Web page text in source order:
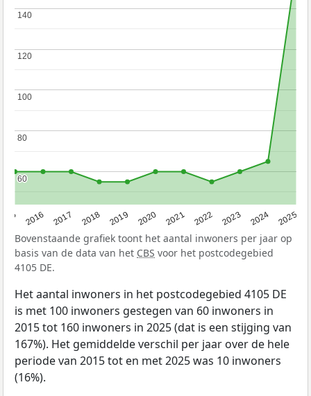
2016 2017 2018 2019 2020 2021 2022 2023 2024 2025
60
60
80
80
100
100
120
120
140
140
Bovenstaande grafiek toont het aantal inwoners per jaar op
basis van de data van het CBS voor het postcodegebied
4105 DE.
Het aantal inwoners in het postcodegebied 4105 DE
is met 100 inwoners gestegen van 60 inwoners in
2015 tot 160 inwoners in 2025 (dat is een stijging van
167%). Het gemiddelde verschil per jaar over de hele
periode van 2015 tot en met 2025 was 10 inwoners
(16%).